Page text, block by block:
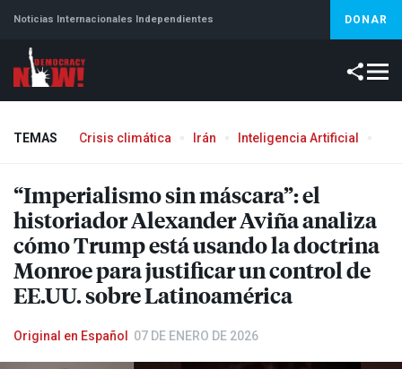
Noticias Internacionales Independientes DONAR
TEMAS Crisis climática Irán Inteligencia Artificial
“Imperialismo sin máscara”: el
historiador Alexander Aviña analiza
cómo Trump está usando la doctrina
Monroe para justificar un control de
EE.UU. sobre Latinoamérica
Original en Español 07 DE ENERO DE 2026